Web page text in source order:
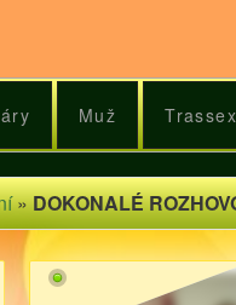
Muž
»DOKONALÉ